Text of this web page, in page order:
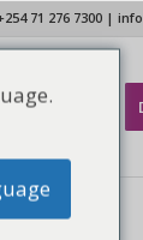
71 276 7300 |
Contate-nos